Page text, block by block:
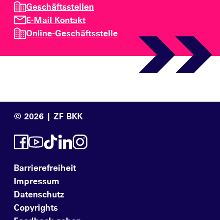
Geschäftsstellen
E-Mail Kontakt
Online-Geschäftsstelle
© 2026 | ZF BKK
Barrierefreiheit
Impressum
Datenschutz
Copyrights